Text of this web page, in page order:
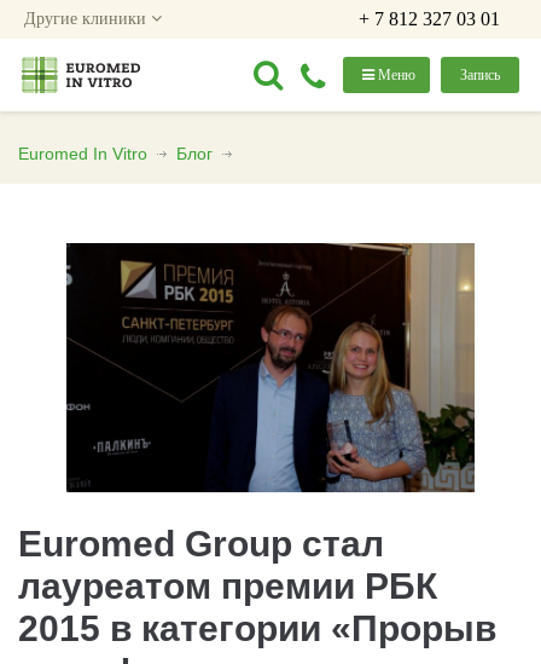
+ 7 812 327 03 01
Другие клиники
Запись
Меню
Euromed In Vitro Блог
Euromed Group стал
лауреатом премии РБК
2015 в категории «Прорыв